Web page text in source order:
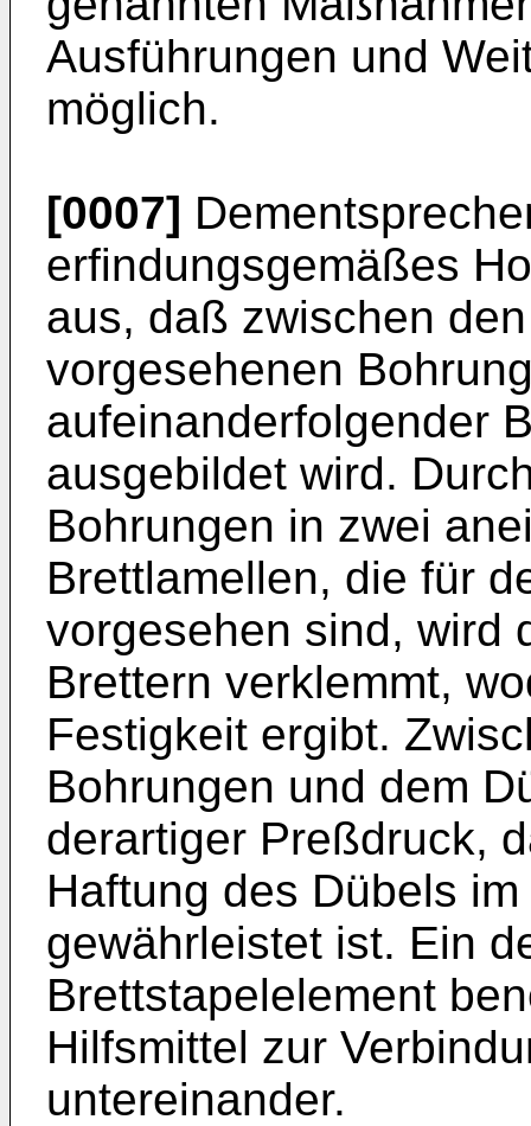
Ausführungen und
möglich.
[0007]
erfindungsgemäßes
aus, daß zwischen
vorgesehenen
aufeinanderfolgender
ausgebildet wird.
Bohrungen in zwei
Brettlamellen, die für
vorgesehen sind, wird
Brettern verklemmt,
Festigkeit ergibt.
Bohrungen und dem
derartiger Preßdruck,
Haftung des Dübels
gewährleistet ist. Ein
Brettstapelelement
Hilfsmittel zur
untereinander.